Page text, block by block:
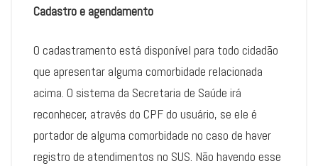
Cadastro e agendamento
O cadastramento está disponível para todo cidadão
que apresentar alguma comorbidade relacionada
acima. O sistema da Secretaria de Saúde irá
reconhecer, através do CPF do usuário, se ele é
portador de alguma comorbidade no caso de haver
registro de atendimentos no SUS. Não havendo esse